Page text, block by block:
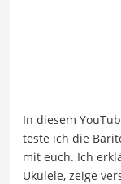
In diesem
teste ich die
mit euch. Ich
Ukulele, zeige